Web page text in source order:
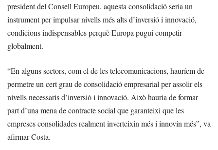
president del Consell Europeu, aquesta consolidació seria un
instrument per impulsar nivells més alts d’inversió i innovació,
condicions indispensables perquè Europa pugui competir
globalment.
“En alguns sectors, com el de les telecomunicacions, hauríem de
permetre un cert grau de consolidació empresarial per assolir els
nivells necessaris d’inversió i innovació. Això hauria de formar
part d’una mena de contracte social que garanteixi que les
empreses consolidades realment inverteixin més i innovin més”, va
afirmar Costa.